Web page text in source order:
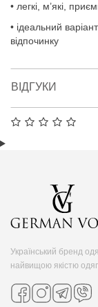
• легкі, м’які,
• ідеальний
відпочинку
ВІДГУКИ
Український бренд
найвищою якістю